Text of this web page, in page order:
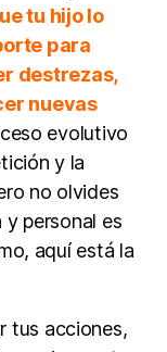
tu hijo lo
para
destrezas,
nuevas
evolutivo
y la
no olvides
personal es
aquí está la
tus acciones,